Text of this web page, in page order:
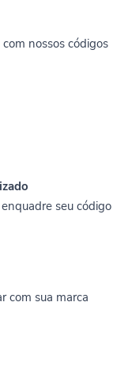
nossos códigos
seu código
com sua marca